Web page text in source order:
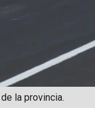
la provincia.